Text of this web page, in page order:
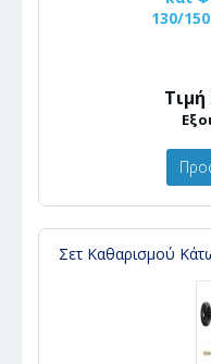
130/
Σετ Καθαρισμού